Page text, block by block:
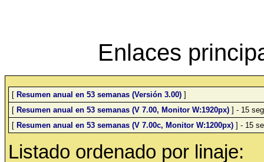
Enlaces
[ Resumen anual en 53 semanas (Versión 3.00) ]
[ Resumen anual en 53 semanas (V 7.00, Monitor W:1920px) ] - 15
[ Resumen anual en 53 semanas (V 7.00c, Monitor W:1200px) ] - 15
Listado ordenado por linaje: